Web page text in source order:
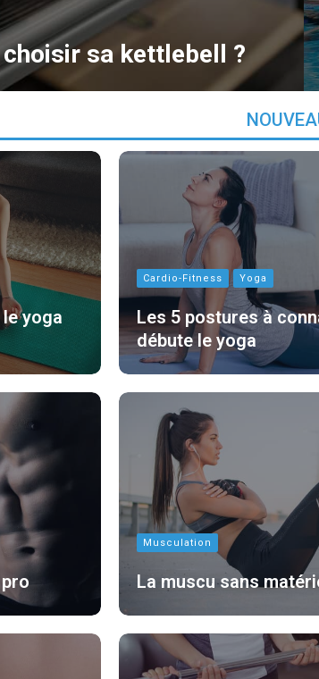
sa kettlebell ?
yoga
Cardio-Fitness Yoga
Les 5 postures à
débute le yoga
Musculation
La muscu sans